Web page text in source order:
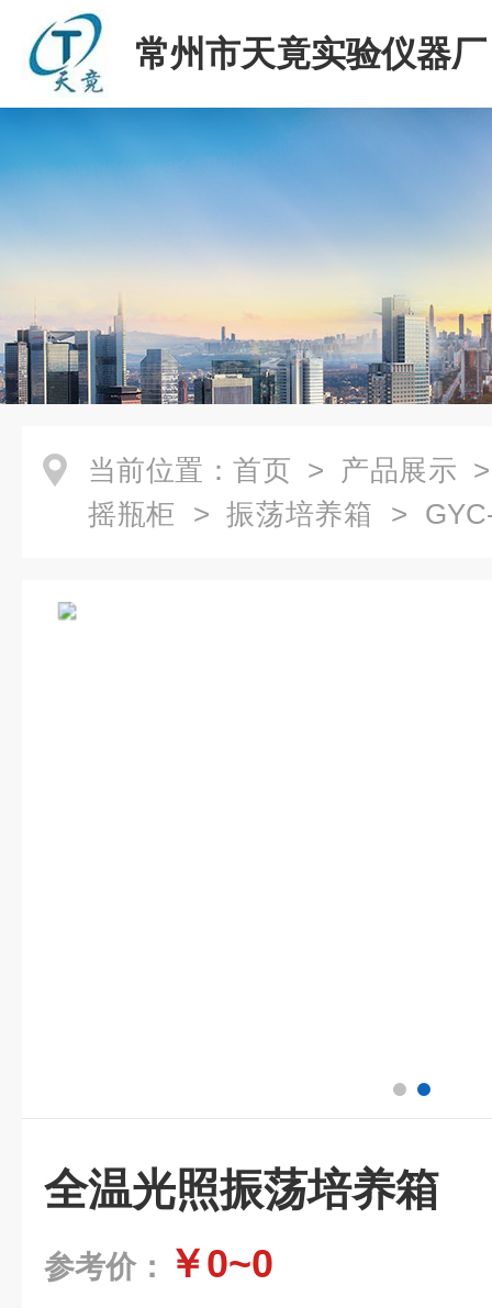
常州市天竟实验仪器厂
当前位置： 首页 > 产品展示
摇瓶柜 > 振荡培养箱 >
全温光照振荡培养箱
参考价： ￥0~0